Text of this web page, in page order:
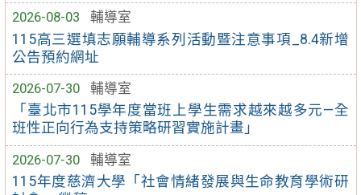
2026-08-03
輔導室
115高三選填志願輔導系列活動暨注意事項_8.4新增
公告預約網址
2026-07-30
輔導室
「臺北市115學年度當班上學生需求越來越多元—全
班性正向行為支持策略研習實施計畫」
2026-07-30
輔導室
115年度慈濟大學「社會情緒發展與生命教育學術研